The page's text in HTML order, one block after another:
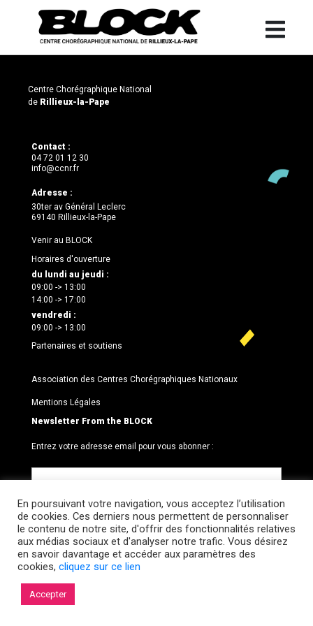
Centre Chorégraphique National
de Rillieux-la-Pape
Contact :
04 72 01 12 30
info@ccnr.fr
Adresse :
30ter av Général Leclerc
69140 Rillieux-la-Pape
Venir au BLOCK
Horaires d'ouverture
du lundi au jeudi :
09:00 -> 13:00
14:00 -> 17:00
vendredi :
09:00 -> 13:00
Partenaires et soutiens
Association des Centres Chorégraphiques Nationaux
Mentions Légales
Newsletter From the BLOCK
Entrez votre adresse email pour vous abonner :
© 2026 Le BLOCK · CCNR. Tous droits réservés.
En poursuivant votre navigation, vous acceptez l’utilisation
de cookies. Ces derniers nous permettent de personnaliser
le contenu de notre site, d'offrir des fonctionnalités relatives
aux médias sociaux et d'analyser notre trafic. Vous désirez
en savoir davantage et accéder aux paramètres des
cookies, cliquez sur ce lien
Accepter